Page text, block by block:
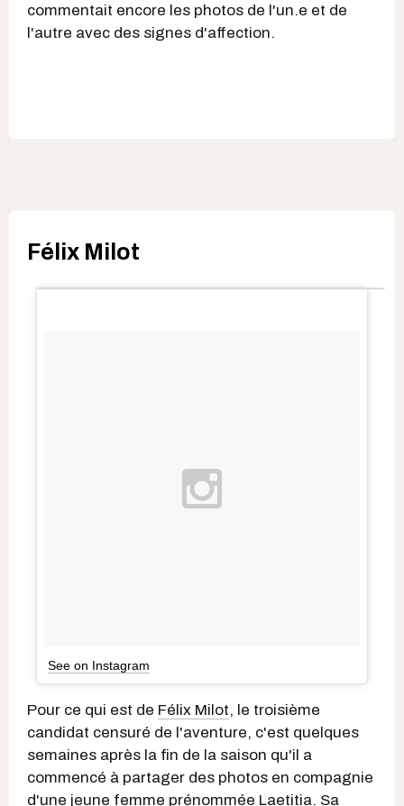
commentait encore les photos de l'un.e et de
l'autre avec des signes d'affection.
Félix Milot
See on Instagram
Pour ce qui est de Félix Milot, le troisième
candidat censuré de l'aventure, c'est quelques
semaines après la fin de la saison qu'il a
commencé à partager des photos en compagnie
d'une jeune femme prénommée Laetitia. Sa